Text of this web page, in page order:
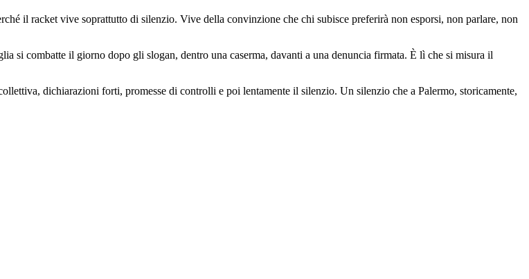
il racket vive soprattutto di silenzio. Vive della convinzione che chi subisce preferirà non esporsi, non parlare, non
si combatte il giorno dopo gli slogan, dentro una caserma, davanti a una denuncia firmata. È lì che si misura il
dichiarazioni forti, promesse di controlli e poi lentamente il silenzio. Un silenzio che a Palermo, storicamente,